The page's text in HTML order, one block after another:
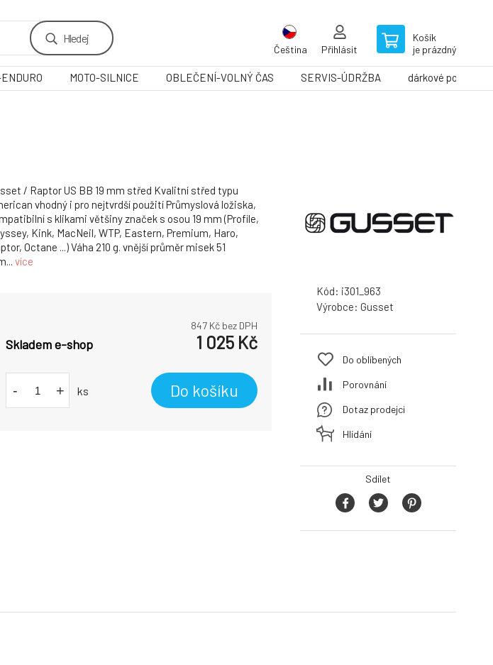
Hledej
Čeština Přihlásit
Košík
je prázdný
MOTO-SILNICE OBLEČENÍ-VOLNÝ ČAS SERVIS-ÚDRŽBA dárkové poukazy
/ Raptor US BB 19 mm střed Kvalitní střed typu
vhodný i pro nejtvrdší použití Průmyslová ložiska,
s klikami většiny značek s osou 19 mm (Profile,
Kink, MacNeil, WTP, Eastern, Premium, Haro,
Octane ...) Váha 210 g. vnější průměr misek 51
více
847 Kč bez DPH
Skladem e-shop 1 025 Kč
- + ks Do košíku
Kód: i301_963
Výrobce: Gusset
Do oblíbených
Porovnání
Dotaz prodejci
Hlídání
Sdílet